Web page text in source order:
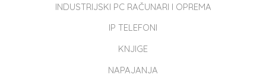
INDUSTRIJSKI PC RAČUNARI I OPREMA
IP TELEFONI
KNJIGE
NAPAJANJA